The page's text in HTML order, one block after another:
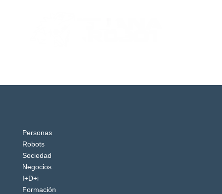
Personas
Robots
Sociedad
Negocios
I+D+i
Formación